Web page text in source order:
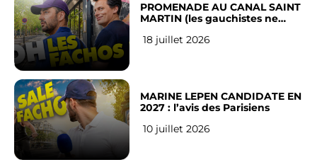
PROMENADE AU CANAL SAINT
MARTIN (les gauchistes ne
18 juillet 2026
MARINE LEPEN CANDIDATE EN
2027 : l’avis des Parisiens
10 juillet 2026